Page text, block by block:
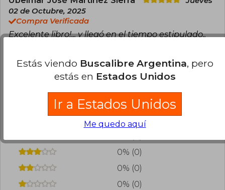
02 de Octubre, 2025
Compra Verificada
Excelente libro!... y llegó en el tiempo estipulado..
¿Leíste este libro? Inicia sesiónpara poder
agregar tu propia evaluación.
100% (3)
0% (0)
0% (0)
0% (0)
Estás viendo Buscalibre Argentina, pero
estás en Estados Unidos
Ir a Estados Unidos
Me quedo aquí